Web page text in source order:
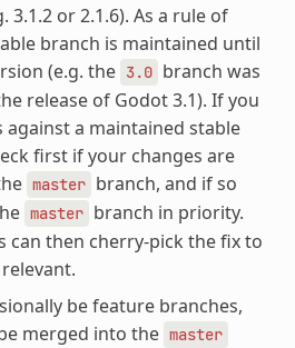
3.1.2 or 2.1.6). As a rule of
branch is maintained until
(e.g. the 3.0 branch was
release of Godot 3.1). If you
against a maintained stable
first if your changes are
master branch, and if so
master branch in priority.
can then cherry-pick the fix to
be feature branches,
merged into the master